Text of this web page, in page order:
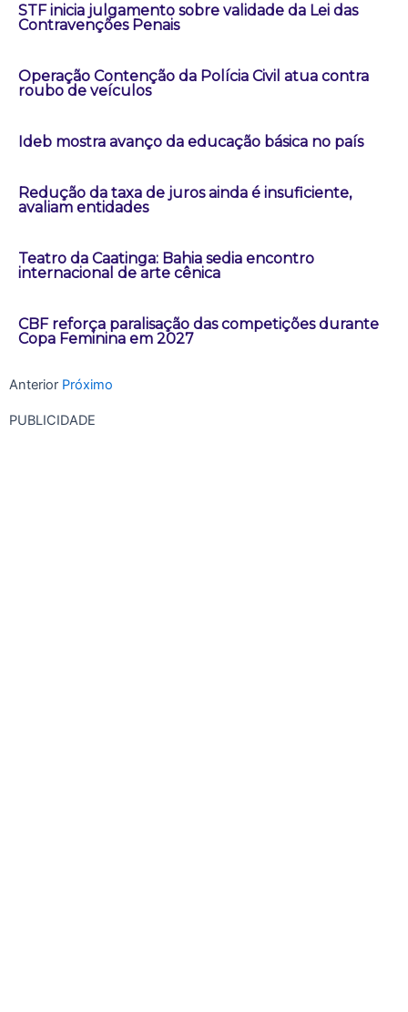
STF inicia julgamento sobre validade da Lei das
Contravenções Penais
Operação Contenção da Polícia Civil atua contra
roubo de veículos
Ideb mostra avanço da educação básica no país
Redução da taxa de juros ainda é insuficiente,
avaliam entidades
Teatro da Caatinga: Bahia sedia encontro
internacional de arte cênica
CBF reforça paralisação das competições durante
Copa Feminina em 2027
Anterior Próximo
PUBLICIDADE